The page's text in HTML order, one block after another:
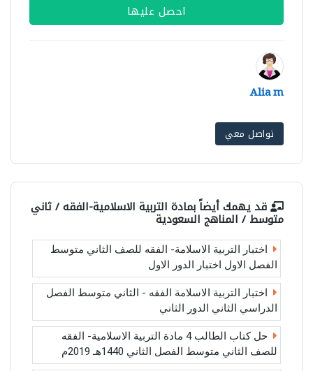
احصل عليها
Alia m
تواصل معي
قد يهمك أيضاً بمادة التربية الاسلامية-الفقه / ثاني
متوسط / المناهج السعودية
اختبار التربية الاسلامة- الفقه للصف الثاني متوسط
الفصل الاول اختبار الدور الاول
اختبار التربية الاسلامة الفقه - الثاني متوسط الفصل
الدراسي الثاني الدور الثاني
حل كتاب الطالب 4 مادة التربية الاسلامية- الفقه
للصف الثاني متوسط الفصل الثاني 1440هـ 2019م